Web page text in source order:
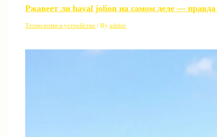
Ржавеет ли haval jolion на самом деле — правда
Технологии и устройство / Byadmin